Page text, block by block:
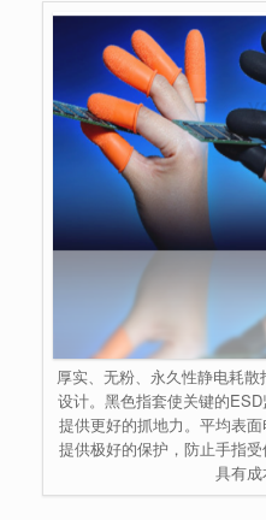
厚实、无粉、永久性静电耗
设计。黑色指套使关键的
提供更好的抓地力。平均表
提供极好的保护，防止手指
具有成